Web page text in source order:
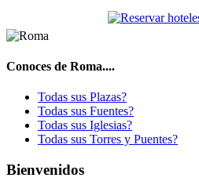
Conoces de Roma....
Todas sus Plazas?
Todas sus Fuentes?
Todas sus Iglesias?
Todas sus Torres y Puentes?
Bienvenidos